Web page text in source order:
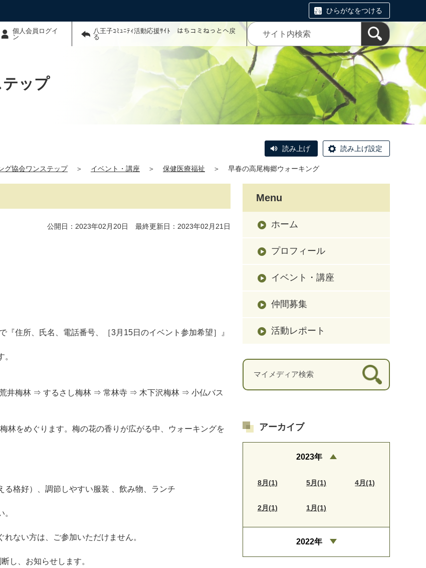
ひらがなをつける
個人会員ログイ
ン
八王子ｺﾐｭﾆﾃｨ活動応援ｻｲﾄ はちコミねっとへ戻
る
ップ
読み上げ 読み上げ設定
グ協会ワンステップ ＞ イベント・講座 ＞ 保健医療福祉 ＞ 早春の高尾梅郷ウォーキング
公開日：2023年02月20日 最終更新日：2023年02月21日
住所、氏名、電話番号、［3月15日のイベント参加希望］』
井梅林 ⇒ するさし梅林 ⇒ 常林寺 ⇒ 木下沢梅林 ⇒ 小仏バス
をめぐります。梅の花の香りが広がる中、ウォーキングを
格好）、調節しやすい服装 、飲み物、ランチ
ない方は、ご参加いただけません。
し、お知らせします。
Menu
ホーム
プロフィール
イベント・講座
仲間募集
活動レポート
アーカイブ
2023年
8月(1) 5月(1) 4月(1)
2月(1) 1月(1)
2022年